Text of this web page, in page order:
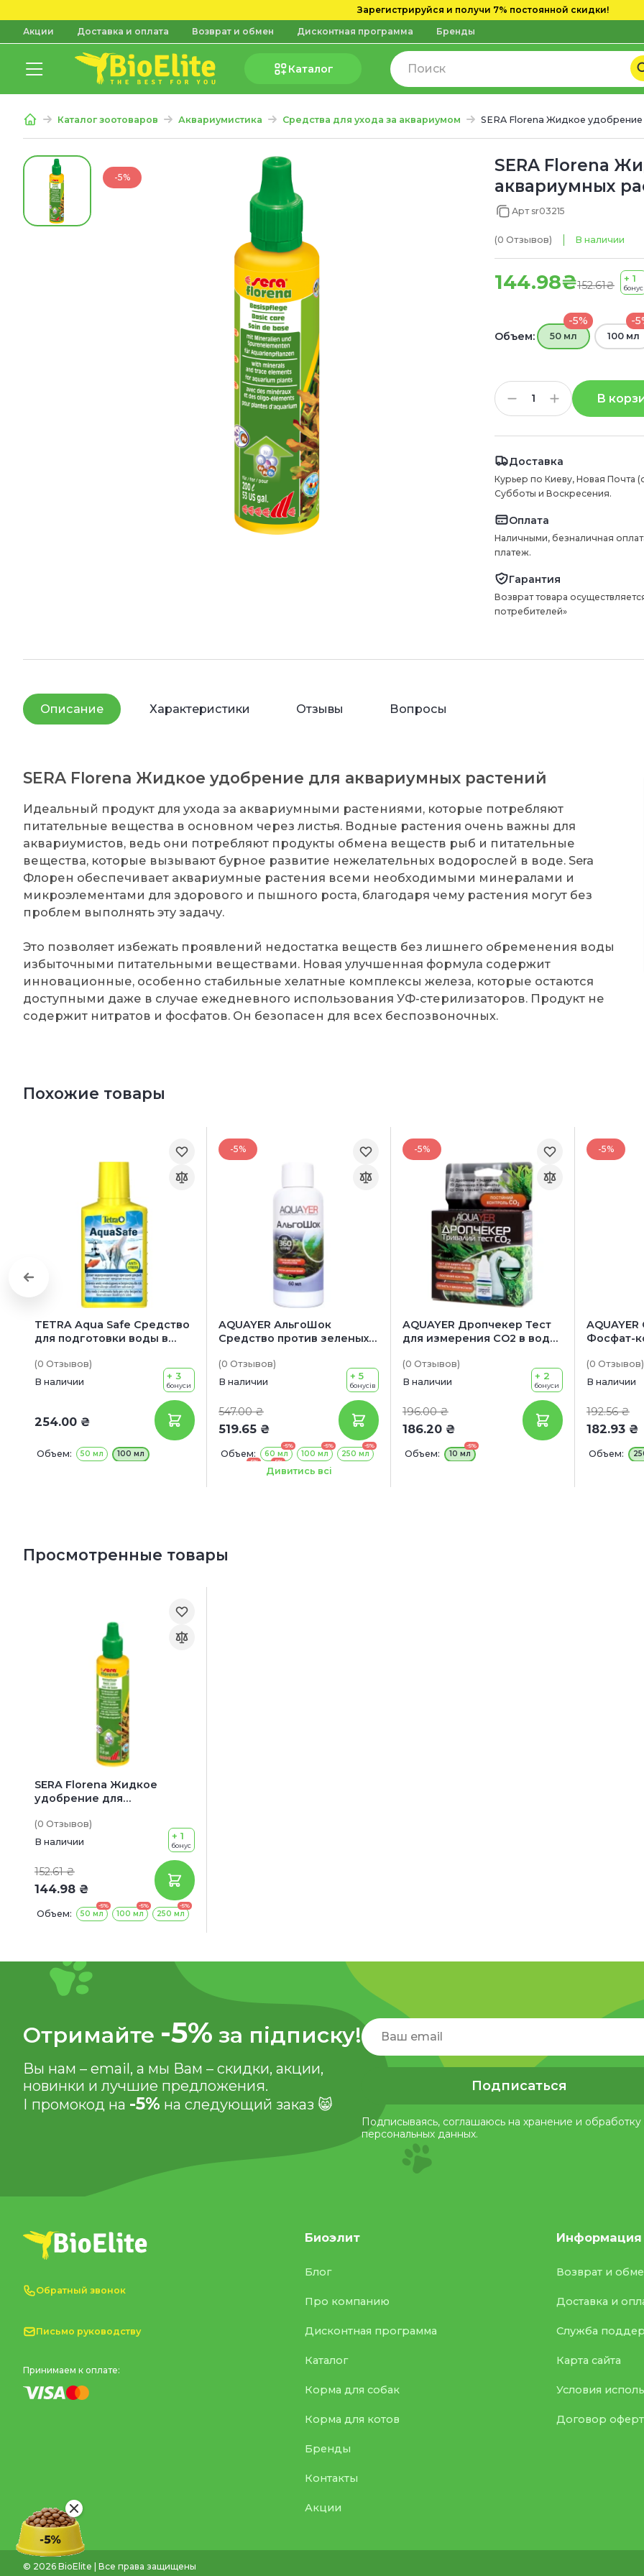
Зарегистрируйся и получи 7% постоянной скидки!
Акции Доставка и оплата Возврат и обмен Дисконтная программа Бренды
Каталог
Каталог зоотоваров Аквариумистика Средства для ухода за аквариумом SERA Florena Жидкое
-5%
SERA Florena
аквариумных
Арт sr03215
(0 Отзывов) В наличии
144.98₴152.61₴
+ 1
бонус
Объем:
-5%
50 мл
-
100 мл
В
Доставка
Курьер по Киеву, Новая Почта
Субботы и Воскресения.
Оплата
Наличными, безналичная
платеж.
Гарантия
Возврат товара
потребителей»
Описание Характеристики Отзывы Вопросы
SERA Florena Жидкое удобрение для аквариумных растений
Идеальный продукт для ухода за аквариумными растениями, которые потребляют
питательные вещества в основном через листья. Водные растения очень важны для
аквариумистов, ведь они потребляют продукты обмена веществ рыб и питательные
вещества, которые вызывают бурное развитие нежелательных водорослей в воде. Sera
Флорен обеспечивает аквариумные растения всеми необходимыми минералами и
микроэлементами для здорового и пышного роста, благодаря чему растения могут без
проблем выполнять эту задачу.
Это позволяет избежать проявлений недостатка веществ без лишнего обременения воды
избыточными питательными веществами. Новая улучшенная формула содержит
инновационные, особенно стабильные хелатные комплексы железа, которые остаются
доступными даже в случае ежедневного использования УФ-стерилизаторов. Продукт не
содержит нитратов и фосфатов. Он безопасен для всех беспозвоночных.
Похожие товары
TETRA Aqua Safe Средство
для подготовки воды в
(0 Отзывов)
В наличии
254.00 ₴
+ 3
бонуси
Объем: 50 мл 100 мл
-5%
AQUAYER АльгоШок
Средство против зеленых
цветения воды
(0 Отзывов)
В наличии
547.00 ₴
519.65 ₴
+ 5
бонусів
Объем:
-5%
60 мл
-5%
100 мл
-5%
250 мл
-5% -5%
1 л
Дивитись всі
-5%
AQUAYER Дропчекер Тест
для измерения СО2 в воде
(0 Отзывов)
В наличии
196.00 ₴
186.20 ₴
+ 2
бонуси
Объем:
-5%
10 мл
-5%
Фосфат-
новую
растений
(0 Отзывов)
В наличии
192.56 ₴
182.93 ₴
Объем:
Просмотренные товары
SERA Florena Жидкое
удобрение для
(0 Отзывов)
В наличии
152.61 ₴
144.98 ₴
+ 1
бонус
Объем:
-5%
50 мл
-5%
100 мл
-5%
250 мл
Отримайте -5% за підписку!
Вы нам – email, а мы Вам – скидки, акции,
новинки и лучшие предложения.
І промокод на -5% на следующий заказ 😸
Подписаться
Подписываясь, соглашаюсь на хранение и обработку
персональных данных.
Обратный звонок
Письмо руководству
Принимаем к оплате:
Биоэлит
Блог
Про компанию
Дисконтная программа
Каталог
Корма для собак
Корма для котов
Бренды
Контакты
Акции
Информация
Возврат и
Доставка и
Служба
Карта сайта
Условия
Договор
© 2026 BioElite | Все права защищены